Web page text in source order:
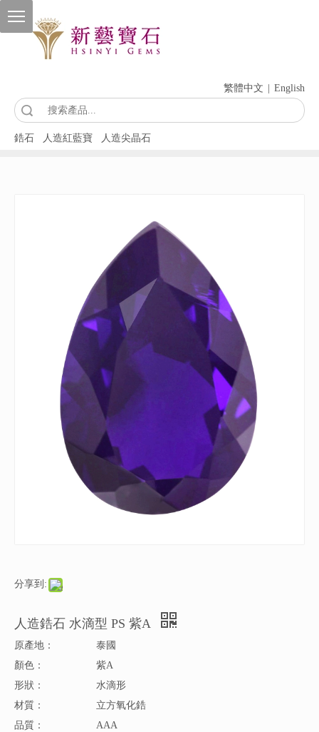
繁體中文 English
鋯石 人造紅藍寶 人造尖晶石
分享到:
人造鋯石 水滴型 PS 紫A
原產地：
泰國
顏色：
紫A
形狀：
水滴形
材質：
立方氧化鋯
品質：
AAA